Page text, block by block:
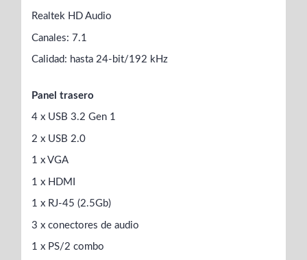
Realtek HD Audio
Canales: 7.1
Calidad: hasta 24-bit/192 kHz
Panel trasero
4 x USB 3.2 Gen 1
2 x USB 2.0
1 x VGA
1 x HDMI
1 x RJ-45 (2.5Gb)
3 x conectores de audio
1 x PS/2 combo